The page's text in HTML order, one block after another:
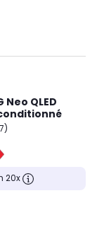
Neo QLED
20x